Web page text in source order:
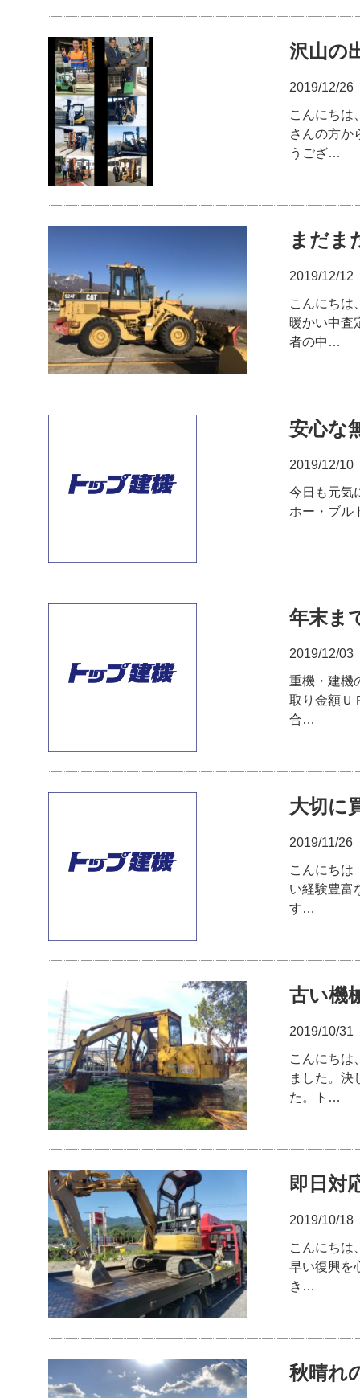
沢山の
2019/12/26
こんにちは
さんの方か
うござ…
まだま
2019/12/12
こんにちは
暖かい中査
者の中…
安心な
2019/12/10
今日も元気
ホー・ブル
年末ま
2019/12/03
重機・建機
取り金額Ｕ
合…
大切に
2019/11/26
こんにちは
い経験豊富
す…
古い機
2019/10/31
こんにちは
ました。決
た。ト…
即日対
2019/10/18
こんにちは
早い復興を
き…
秋晴れ